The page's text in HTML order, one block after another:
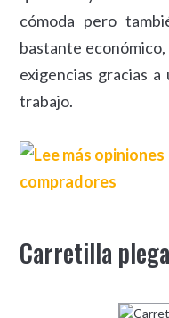
cómoda pero
bastante
exigencias gracias
trabajo.
compradores
Carretilla